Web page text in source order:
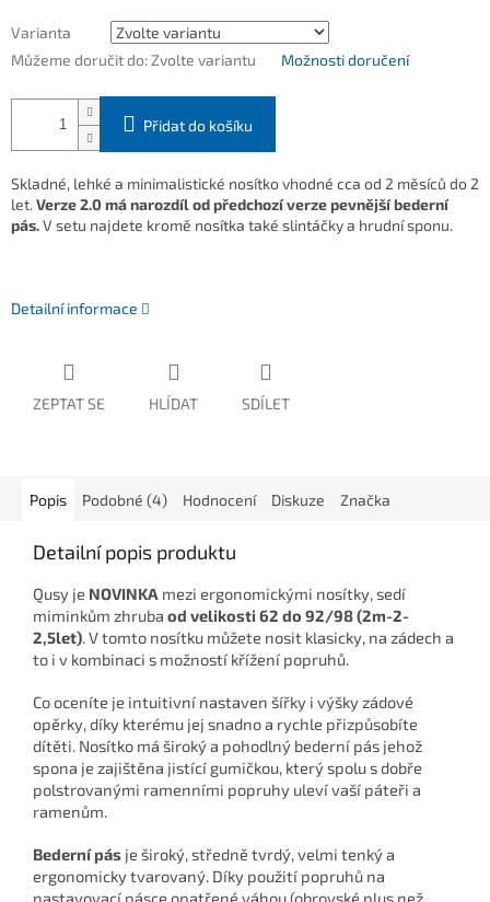
Varianta
Můžeme doručit do: Zvolte variantu Možnosti doručení
Přidat do košíku
Skladné, lehké a minimalistické nosítko vhodné cca od 2 měsíců do 2
let. Verze 2.0 má narozdíl od předchozí verze pevnější bederní
pás.V setu najdete kromě nosítka také slintáčky a hrudnísponu.
Detailní informace
ZEPTAT SE HLÍDAT SDÍLET
Popis Podobné (4) Hodnocení Diskuze Značka
Detailní popis produktu
Qusy je NOVINKA mezi ergonomickými nosítky, sedí
miminkům zhruba od velikosti 62 do 92/98 (2m-2-
2,5let). V tomto nosítku můžete nosit klasicky, na zádech a
to i v kombinaci s možností křížení popruhů.
Co oceníte je intuitivní nastaven šířky i výšky zádové
opěrky, díky kterému jej snadno a rychle přizpůsobíte
dítěti. Nosítko má široký a pohodlný bederní pás jehož
spona je zajištěna jistící gumičkou, který spolu s dobře
polstrovanými ramenními popruhy uleví vaší páteři a
ramenům.
Bederní pás je široký, středně tvrdý, velmi tenký a
ergonomicky tvarovaný. Díky použití popruhů na
nastavovací pásce opatřené váhou (obrovské plus než